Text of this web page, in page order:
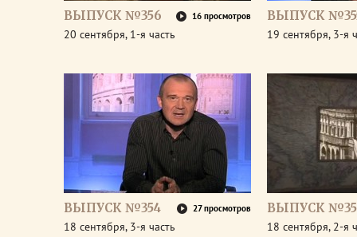
ВЫПУСК №356 16 просмотров
20 сентября, 1-я часть
ВЫПУСК
19 сентября, 3-я
ВЫПУСК №354 27 просмотров
18 сентября, 3-я часть
ВЫПУСК
18 сентября, 2-я